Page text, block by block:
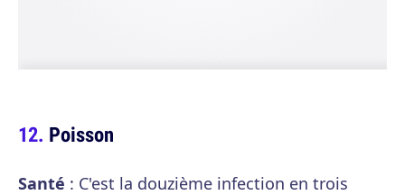
Poisson
Santé : C'est la douzième infection en trois